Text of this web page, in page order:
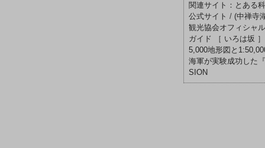
とある
公式サイト / (中禅寺
観光協会オフィシャ
ガイド ［ いろは坂 ］
5,000地形図と
海軍が実験成功した
SION